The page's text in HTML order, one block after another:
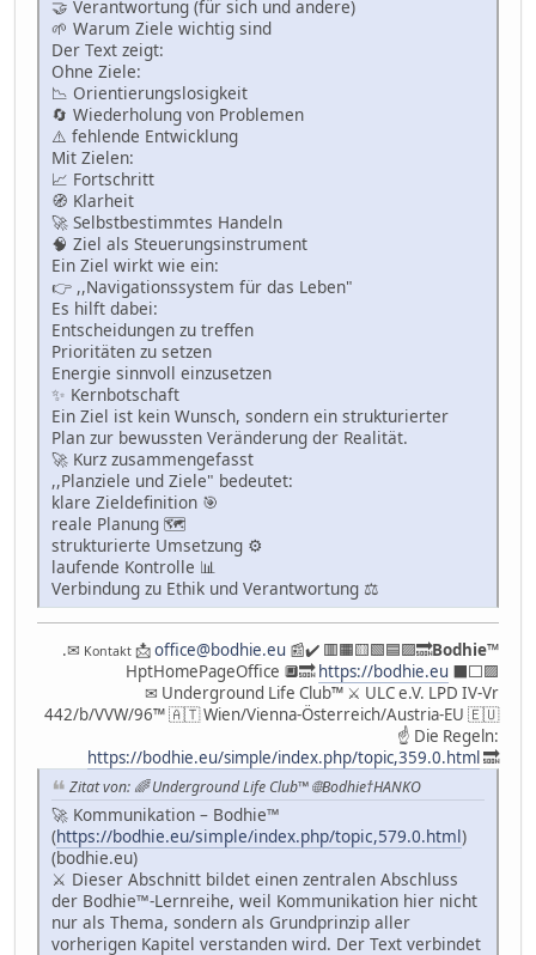
🤝 Verantwortung (für sich und andere)
🌱 Warum Ziele wichtig sind
Der Text zeigt:
Ohne Ziele:
📉 Orientierungslosigkeit
🔄 Wiederholung von Problemen
⚠️ fehlende Entwicklung
Mit Zielen:
📈 Fortschritt
🧭 Klarheit
🚀 Selbstbestimmtes Handeln
🧠 Ziel als Steuerungsinstrument
Ein Ziel wirkt wie ein:
👉 ,,Navigationssystem für das Leben"
Es hilft dabei:
Entscheidungen zu treffen
Prioritäten zu setzen
Energie sinnvoll einzusetzen
✨ Kernbotschaft
Ein Ziel ist kein Wunsch, sondern ein strukturierter
Plan zur bewussten Veränderung der Realität.
🚀 Kurz zusammengefasst
,,Planziele und Ziele" bedeutet:
klare Zieldefinition 🎯
reale Planung 🗺
strukturierte Umsetzung ⚙️
laufende Kontrolle 📊
Verbindung zu Ethik und Verantwortung ⚖️
.✉ Kontakt 📩office@bodhie.eu 📰✔️ 🟥🟧🟨🟩🟦🟪🔜Bodhie™
HptHomePageOffice 🔲🔜https://bodhie.eu ⬛️⬜️🟪
✉ Underground Life Club™ ⚔ ULC e.V. LPD IV-Vr
442/b/VVW/96™ 🇦🇹 Wien/Vienna-Österreich/Austria-EU 🇪🇺
☝ Die Regeln:
https://bodhie.eu/simple/index.php/topic,359.0.html🔜
Zitat von: 🌈 Underground Life Club™ 🌐Bodhie†HANKO
🚀 Kommunikation – Bodhie™
(https://bodhie.eu/simple/index.php/topic,579.0.html)
(bodhie.eu)
⚔️ Dieser Abschnitt bildet einen zentralen Abschluss
der Bodhie™-Lernreihe, weil Kommunikation hier nicht
nur als Thema, sondern als Grundprinzip aller
vorherigen Kapitel verstanden wird. Der Text verbindet